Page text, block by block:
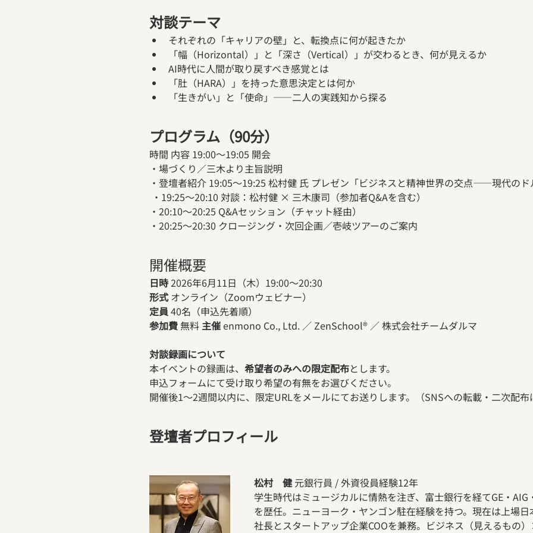
対談テーマ
それぞれの「キャリアの壁」と、転換点に何が起きたか
「幅（Horizontal）」と「深さ（Vertical）」が交わるとき、何が見えるか
AI時代に人間が取り戻すべき感覚とは
「肚（HARA）」を持った意思決定とは何か
「生きがい」と「使命」――二人の実践知から探る
プログラム（90分）
時間 内容 19:00〜19:05 開会
・場づくり／三木より主旨説明
・登壇者紹介 19:05〜19:25 松村健 氏 プレゼン「ビジネスと精神世界の交点――現代のド
・19:25〜20:10 対談：松村健 × 三木康司（参加者Q&Aを含む）
・20:10〜20:25 Q&Aセッション（チャット経由）
・20:25〜20:30 クロージング・次回企画／壱岐ツアーのご案内
開催概要
日時 2026年6月11日（木）19:00〜20:30
形式 オンライン（Zoomウェビナー）
定員 40名（申込先着順）
参加費 無料 主催 enmono Co., Ltd. ／ ZenSchool® ／ 株式会社チームダルマ
対談録画について
本イベントの録画は、 希望者のみへの限定配布とします。
申込フォームにて受け取り希望の有無をお選びください。
開催後1〜2週間以内に、限定URLをメールにてお送りします。（SNSへの転載・二次配布
登壇者プロフィール
松村　健 元銀行員 / 外資役員経験12年
学生時代はミュージカルに情熱を注ぎ、富士銀行を経てGE・
を歴任。ニューヨーク・ヤンゴン駐在経験を持つ。現在は上場
社長とスタートアップ企業COOを兼務。ビジネス（見えるもの